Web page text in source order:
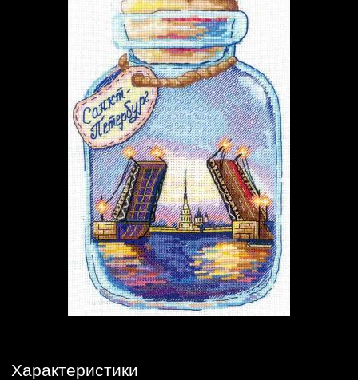
Характеристики